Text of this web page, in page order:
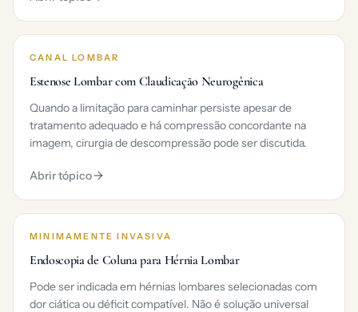
CANAL LOMBAR
Estenose Lombar com Claudicação Neurogênica
Quando a limitação para caminhar persiste apesar de
tratamento adequado e há compressão concordante na
imagem, cirurgia de descompressão pode ser discutida.
Abrir tópico
MINIMAMENTE INVASIVA
Endoscopia de Coluna para Hérnia Lombar
Pode ser indicada em hérnias lombares selecionadas com
dor ciática ou déficit compatível. Não é solução universal